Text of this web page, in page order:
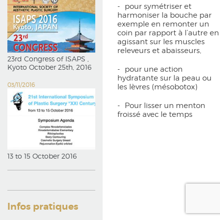
23rd Congress of ISAPS ,
Kyoto October 25th, 2016
03/11/2016
13 to 15 October 2016
Infos pratiques
pour symétriser et
harmoniser la bouche par
exemple en remonter un
coin par rapport à l’autre en
agissant sur les muscles
releveurs et abaisseurs,
pour une action
hydratante sur la peau ou
les lèvres (mésobotox)
Pour lisser un menton
froissé avec le temps